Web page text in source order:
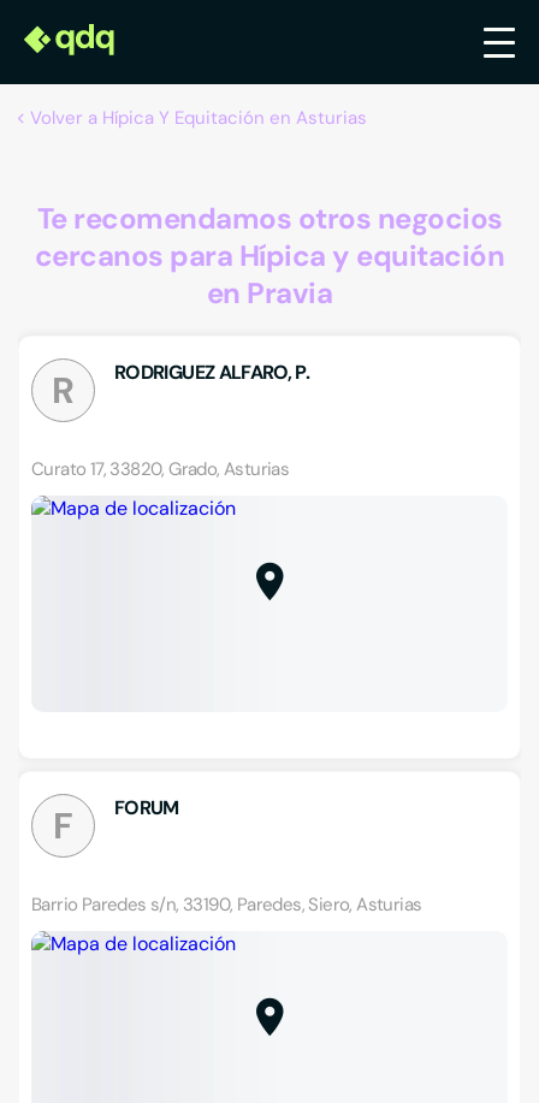
Volver a Hípica Y Equitación en Asturias
Te recomendamos otros negocios
cercanos para Hípica y equitación
en Pravia
R RODRIGUEZ ALFARO, P.
Curato 17, 33820, Grado, Asturias
F FORUM
Barrio Paredes s/n, 33190, Paredes, Siero, Asturias